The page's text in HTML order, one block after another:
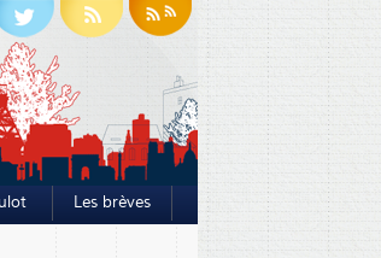
Les brèves